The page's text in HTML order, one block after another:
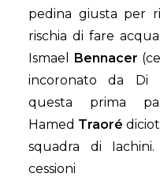
pedina giusta per
rischia di fare
Ismael Bennacer
incoronato da Di
questa prima
Hamed Traoré
squadra di
cessioni